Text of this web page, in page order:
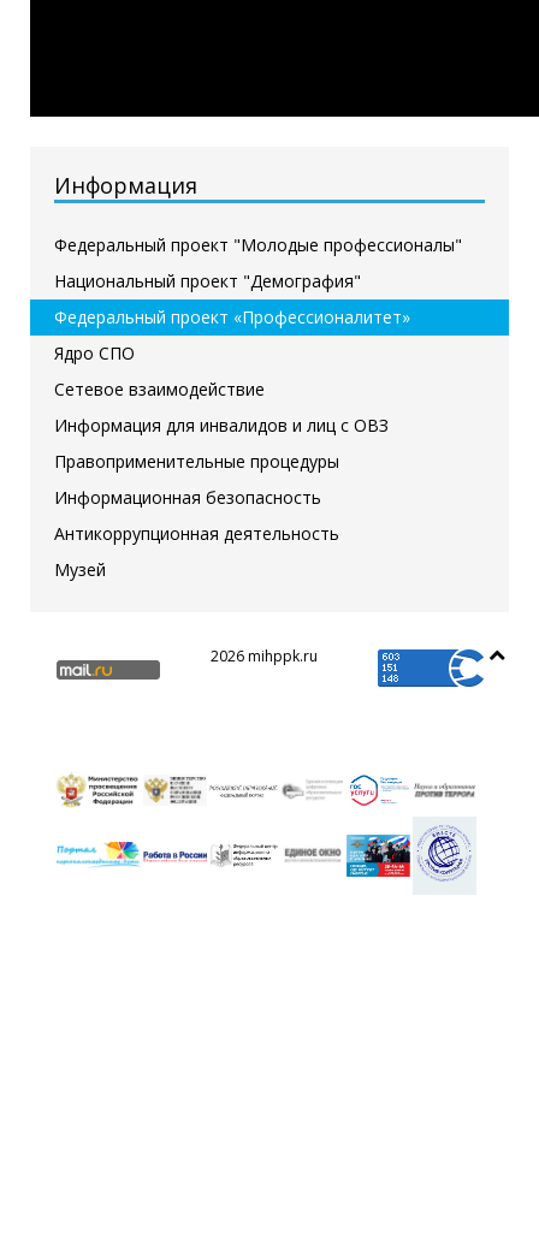
Информация
Федеральный проект "Молодые профессионалы"
Национальный проект "Демография"
Федеральный проект «Профессионалитет»
Ядро СПО
Сетевое взаимодействие
Информация для инвалидов и лиц с ОВЗ
Правоприменительные процедуры
Информационная безопасность
Антикоррупционная деятельность
Музей
2026 mihppk.ru